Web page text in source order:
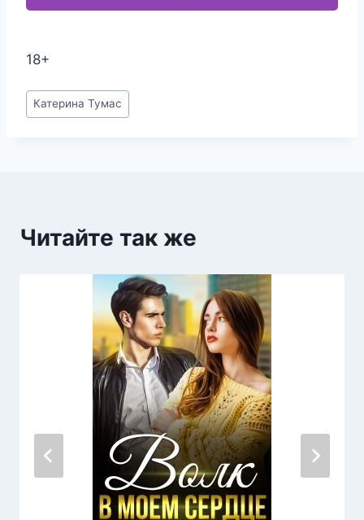
18+
Метки
записи:
Катерина Тумас
Читайте так же